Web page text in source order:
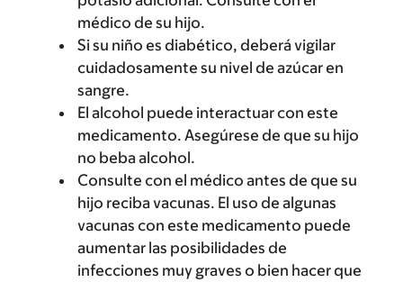
médico de su hijo.
Si su niño es diabético, deberá vigilar
cuidadosamente su nivel de azúcar en
sangre.
El alcohol puede interactuar con este
medicamento. Asegúrese de que su hijo
no beba alcohol.
Consulte con el médico antes de que su
hijo reciba vacunas. El uso de algunas
vacunas con este medicamento puede
aumentar las posibilidades de
infecciones muy graves o bien hacer que